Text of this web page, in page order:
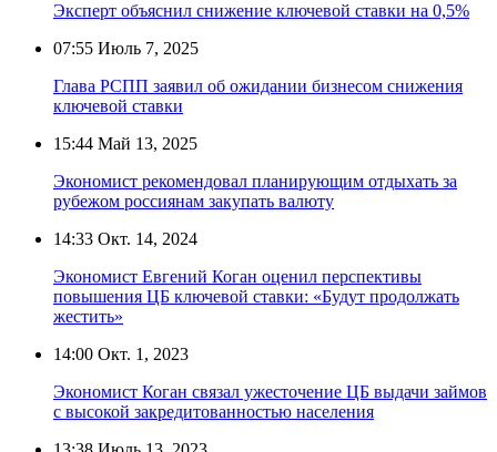
Эксперт объяснил снижение ключевой ставки на 0,5%
07:55 Июль 7, 2025
Глава РСПП заявил об ожидании бизнесом снижения
ключевой ставки
15:44 Май 13, 2025
Экономист рекомендовал планирующим отдыхать за
рубежом россиянам закупать валюту
14:33 Окт. 14, 2024
Экономист Евгений Коган оценил перспективы
повышения ЦБ ключевой ставки: «Будут продолжать
жестить»
14:00 Окт. 1, 2023
Экономист Коган связал ужесточение ЦБ выдачи займов
с высокой закредитованностью населения